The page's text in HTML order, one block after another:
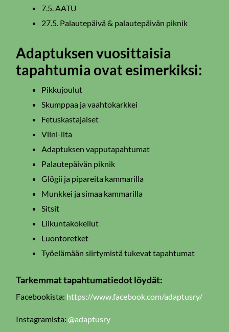
7.5. AATU
27.5. Palautepäivä & palautepäivän piknik
Adaptuksen vuosittaisia
tapahtumia ovat esimerkiksi:
Pikkujoulut
Skumppaa ja vaahtokarkkei
Fetuskastajaiset
Viini-ilta
Adaptuksen vapputapahtumat
Palautepäivän piknik
Glögii ja pipareita kammarilla
Munkkei ja simaa kammarilla
Sitsit
Liikuntakokeilut
Luontoretket
Työelämään siirtymistä tukevat tapahtumat
Tarkemmat tapahtumatiedot löydät:
Facebookista: https://www.facebook.com/adaptusry/
Instagramista:@adaptusry